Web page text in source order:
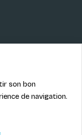
légales
Politique de
son bon
de navigation.